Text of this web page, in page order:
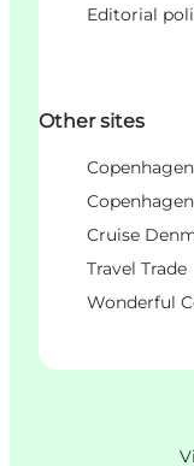
Editorial
Other sites
Cruise
Travel Trade
Wonderful